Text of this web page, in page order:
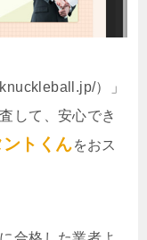
）」
して、安心でき
トくんをおス